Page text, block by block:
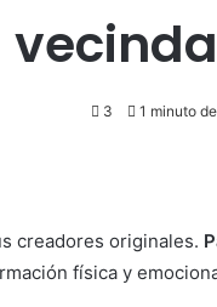
3 1 minuto
creadores originales.
física y